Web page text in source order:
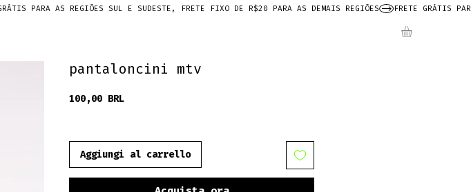
pantaloncini mtv
100,00 BRLPrezzo
Aggiungi al carrello